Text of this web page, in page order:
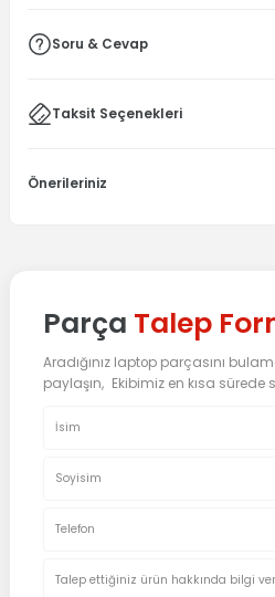
Soru & Cevap
Taksit Seçenekleri
Önerileriniz
Parça Talep
Aradığınız laptop parçasını
paylaşın, Ekibimiz en kısa sürede